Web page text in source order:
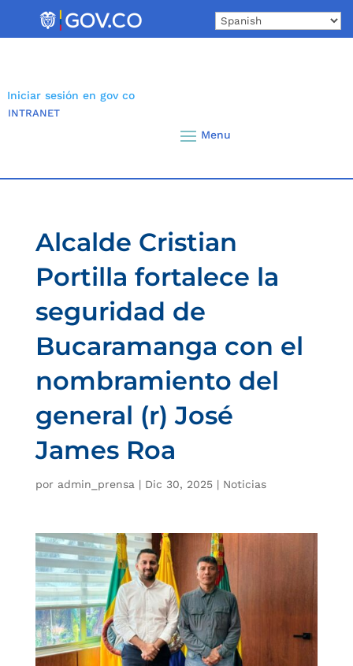
Iniciar sesión en gov co
INTRANET
Alcalde Cristian
Portilla fortalece la
seguridad de
Bucaramanga con el
nombramiento del
general (r) José
James Roa
por admin_prensa | Dic 30, 2025| Noticias